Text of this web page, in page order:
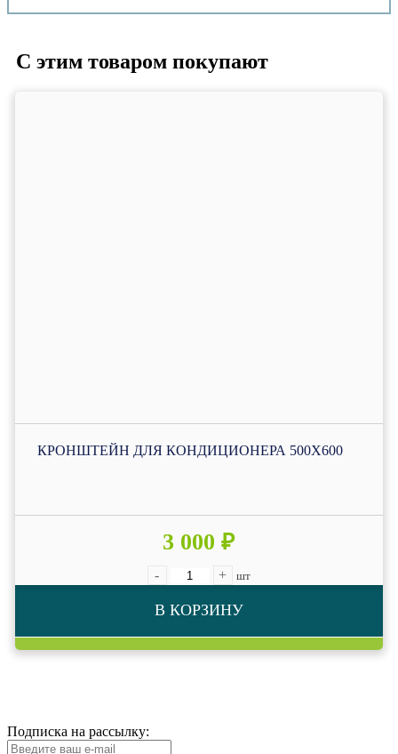
С этим товаром покупают
КРОНШТЕЙН ДЛЯ КОНДИЦИОНЕРА 500Х600
3 000 ₽
- + шт
В КОРЗИНУ
Подписка на рассылку: